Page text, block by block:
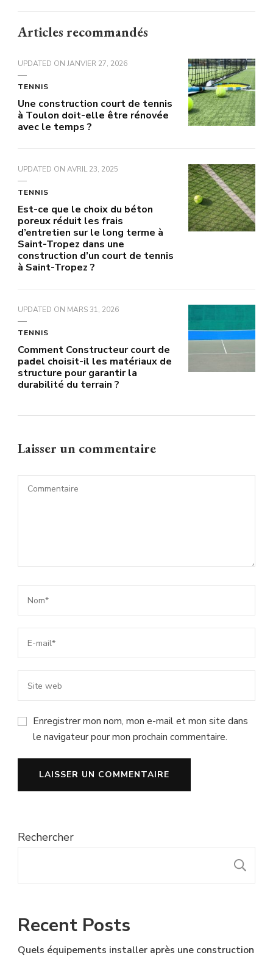
Articles recommandés
UPDATED ON JANVIER 27, 2026
TENNIS
Une construction court de tennis
à Toulon doit-elle être rénovée
avec le temps ?
UPDATED ON AVRIL 23, 2025
TENNIS
Est-ce que le choix du béton
poreux réduit les frais
d’entretien sur le long terme à
Saint-Tropez dans une
construction d’un court de tennis
à Saint-Tropez ?
UPDATED ON MARS 31, 2026
TENNIS
Comment Constructeur court de
padel choisit-il les matériaux de
structure pour garantir la
durabilité du terrain ?
Laisser un commentaire
Enregistrer mon nom, mon e-mail et mon site dans
le navigateur pour mon prochain commentaire.
Rechercher
Recent Posts
Quels équipements installer après une construction